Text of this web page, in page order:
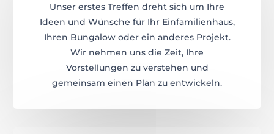
Unser erstes Treffen dreht sich um Ihre
Ideen und Wünsche für Ihr Einfamilienhaus,
Ihren Bungalow oder ein anderes Projekt.
Wir nehmen uns die Zeit, Ihre
Vorstellungen zu verstehen und
gemeinsam einen Plan zu entwickeln.